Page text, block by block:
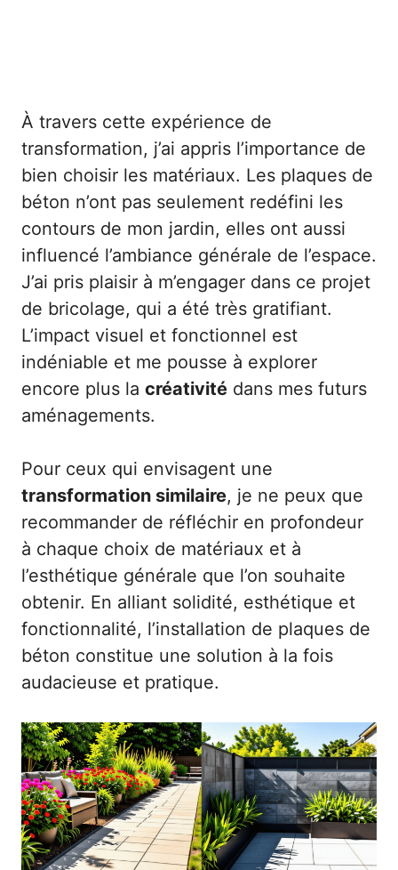
À travers cette expérience de
transformation, j’ai appris l’importance de
bien choisir les matériaux. Les plaques de
béton n’ont pas seulement redéfini les
contours de mon jardin, elles ont aussi
influencé l’ambiance générale de l’espace.
J’ai pris plaisir à m’engager dans ce projet
de bricolage, qui a été très gratifiant.
L’impact visuel et fonctionnel est
indéniable et me pousse à explorer
encore plus la créativité dans mes futurs
aménagements.
Pour ceux qui envisagent une
transformation similaire, je ne peux que
recommander de réfléchir en profondeur
à chaque choix de matériaux et à
l’esthétique générale que l’on souhaite
obtenir. En alliant solidité, esthétique et
fonctionnalité, l’installation de plaques de
béton constitue une solution à la fois
audacieuse et pratique.